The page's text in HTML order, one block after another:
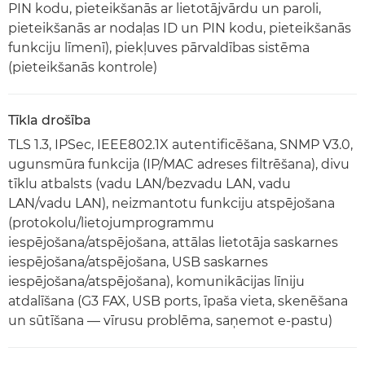
PIN kodu, pieteikšanās ar lietotājvārdu un paroli,
pieteikšanās ar nodaļas ID un PIN kodu, pieteikšanās
funkciju līmenī), piekļuves pārvaldības sistēma
(pieteikšanās kontrole)
Tīkla drošība
TLS 1.3, IPSec, IEEE802.1X autentificēšana, SNMP V3.0,
ugunsmūra funkcija (IP/MAC adreses filtrēšana), divu
tīklu atbalsts (vadu LAN/bezvadu LAN, vadu
LAN/vadu LAN), neizmantotu funkciju atspējošana
(protokolu/lietojumprogrammu
iespējošana/atspējošana, attālas lietotāja saskarnes
iespējošana/atspējošana, USB saskarnes
iespējošana/atspējošana), komunikācijas līniju
atdalīšana (G3 FAX, USB ports, īpaša vieta, skenēšana
un sūtīšana — vīrusu problēma, saņemot e-pastu)